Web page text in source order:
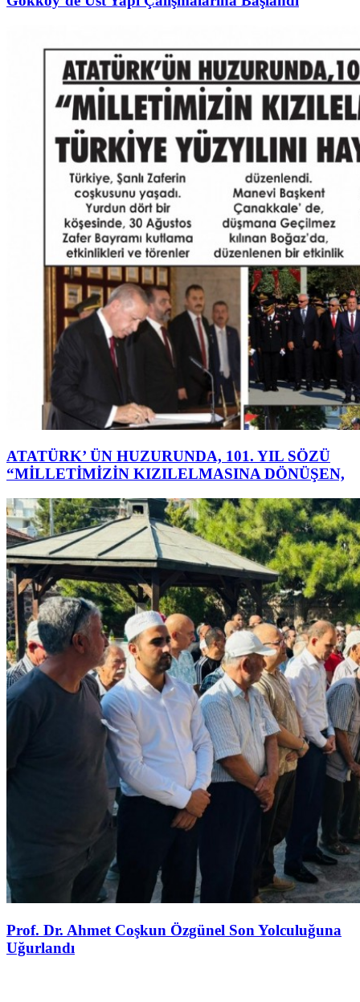
ATATÜRK’ ÜN HUZURUNDA, 101. YIL SÖZÜ
“MİLLETİMİZİN KIZILELMASINA DÖNÜŞEN,
Prof. Dr. Ahmet Coşkun Özgünel Son Yolculuğuna
Uğurlandı